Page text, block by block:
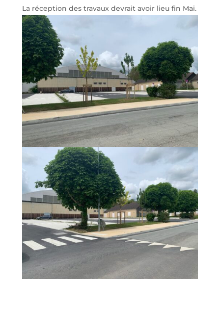
La réception des travaux devrait avoir lieu fin Mai.